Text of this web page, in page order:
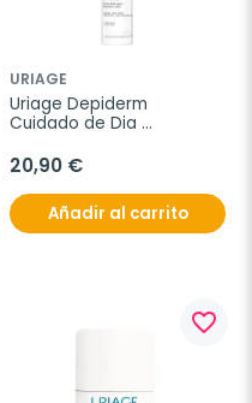
URIAGE
Uriage Depiderm
Cuidado de Dia
ml
20,90 €
Añadir al carrito
favorite_border